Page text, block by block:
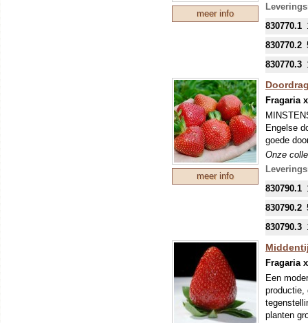
mei
meer info
nieuwe
eventuele
830770.1
830770.2
830770.3
meer info
Fragaria
Engelse
goede
Onze
mei
eventuele
830790.1
830790.2
830790.3
Fragaria
Een
productie,
planten